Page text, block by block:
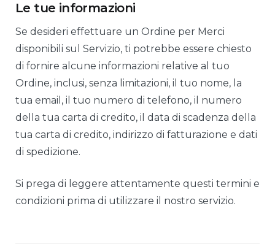
Le tue informazioni
Se desideri effettuare un Ordine per Merci
disponibili sul Servizio, ti potrebbe essere chiesto
di fornire alcune informazioni relative al tuo
Ordine, inclusi, senza limitazioni, il tuo nome, la
tua email, il tuo numero di telefono, il numero
della tua carta di credito, il data di scadenza della
tua carta di credito, indirizzo di fatturazione e dati
di spedizione.
Si prega di leggere attentamente questi termini e
condizioni prima di utilizzare il nostro servizio.